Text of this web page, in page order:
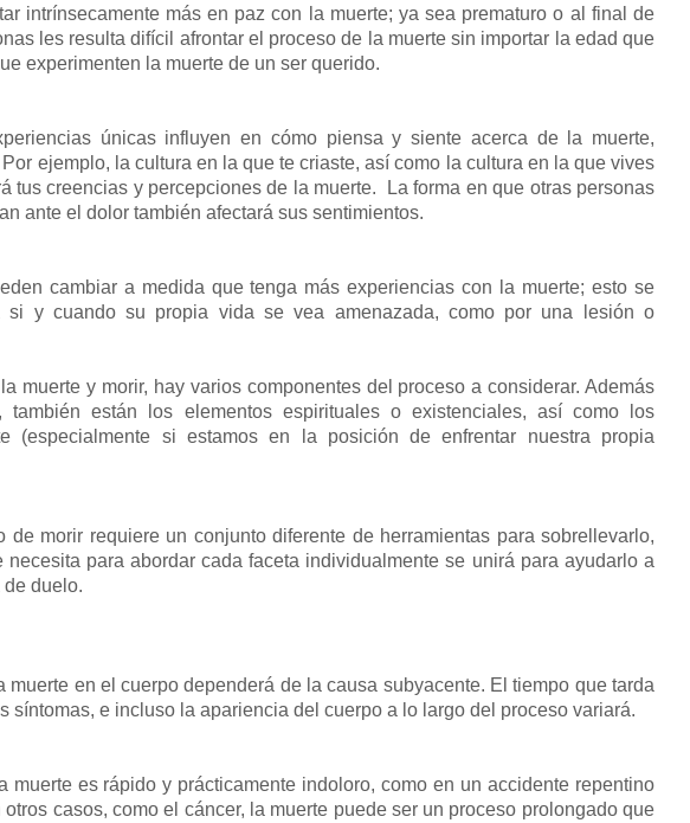
intrínsecamente más en paz con la muerte; ya sea prematuro o al final de
les resulta difícil afrontar el proceso de la muerte sin importar la edad que
experimenten la muerte de un ser querido.
únicas influyen en cómo piensa y siente acerca de la muerte,
ejemplo, la cultura en la que te criaste, así como la cultura en la que vives
tus creencias y percepciones de la muerte. La forma en que otras personas
ante el dolor también afectará sus sentimientos.
cambiar a medida que tenga más experiencias con la muerte; esto se
si y cuando su propia vida se vea amenazada, como por una lesión o
muerte y morir, hay varios componentes del proceso a considerar. Además
también están los elementos espirituales o existenciales, así como los
(especialmente si estamos en la posición de enfrentar nuestra propia
de morir requiere un conjunto diferente de herramientas para sobrellevarlo,
para abordar cada faceta individualmente se unirá para ayudarlo a
duelo.
muerte en el cuerpo dependerá de la causa subyacente. El tiempo que tarda
síntomas, e incluso la apariencia del cuerpo a lo largo del proceso variará.
muerte es rápido y prácticamente indoloro, como en un accidente repentino
casos, como el cáncer, la muerte puede ser un proceso prolongado que